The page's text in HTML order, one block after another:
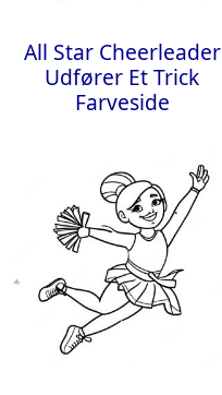
All Star Cheerleader
Udfører Et Trick
Farveside